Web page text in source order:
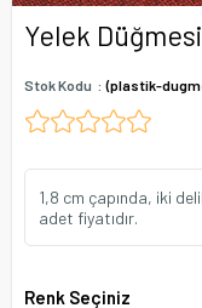
Yelek Düğmesi
Stok Kodu (plastik-
1,8 cm çapında, iki
adet fiyatıdır.
Renk Seçiniz